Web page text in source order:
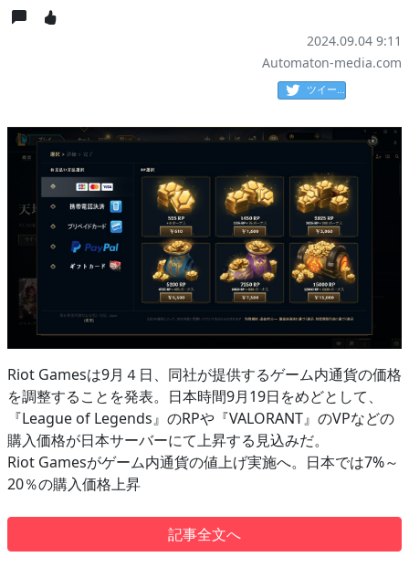
2024.09.04 9:11
Automaton-media.com
ツイート
Riot Gamesは9月４日、同社が提供するゲーム内通貨の価格
を調整することを発表。日本時間9月19日をめどとして、
『League of Legends』のRPや『VALORANT』のVPなどの
購入価格が日本サーバーにて上昇する見込みだ。
Riot Gamesがゲーム内通貨の値上げ実施へ。日本では7%～
20％の購入価格上昇
記事全文へ